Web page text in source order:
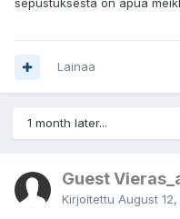
Lainaa
1 month later...
Guest
Kirjoitettu August